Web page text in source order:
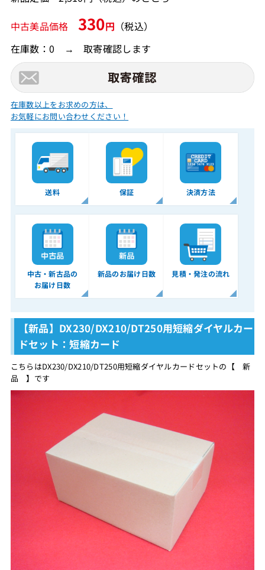
中古美品価格 330円 （税込）
在庫数：0 → 取寄確認します
在庫数以上をお求めの方は、
お気軽にお問い合わせください！
送料 保証 決済方法
中古・新古品の
お届け日数
新品のお届け日数 見積・発注の流れ
【新品】DX230/DX210/DT250用短縮ダイヤルカー
ドセット：短縮カード
こちらはDX230/DX210/DT250用短縮ダイヤルカードセットの【 新
品 】です